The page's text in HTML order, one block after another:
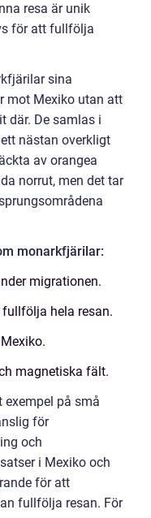
resa är unik
för att fullfölja
sina
mot Mexiko utan att
där. De samlas i
nästan overkligt
av orangea
norrut, men det tar
monarkfjärilar:
migrationen.
hela resan.
magnetiska fält.
på små
för
och
i Mexiko och
för att
fullfölja resan. För